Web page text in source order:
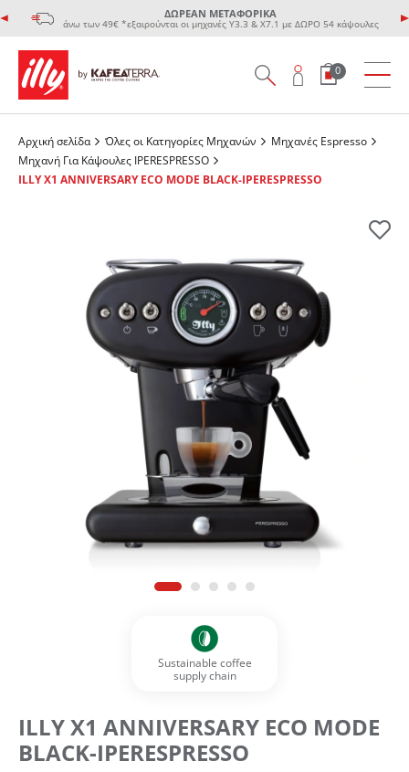
ΔΩΡΕΑΝ ΜΕΤΑΦΟΡΙΚΑ
άνω των 49€ *εξαιρούνται οι μηχανές Υ3.3 & Χ7.1 με ΔΩΡΟ 54 κάψουλες
0
Αρχική σελίδα Όλες οι Κατηγορίες Μηχανών
Μηχανές Espresso
Μηχανή Για Κάψουλες IPERESPRESSO
ILLY X1 ANNIVERSARY ECO MODE BLACK-IPERESPRESSO
Sustainable coffee
supply chain
ILLY X1 ANNIVERSARY ECO MODE
BLACK-IPERESPRESSO